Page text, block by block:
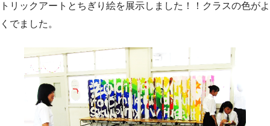
トリックアートとちぎり絵を展示しました！！クラスの色がよ
くでました。